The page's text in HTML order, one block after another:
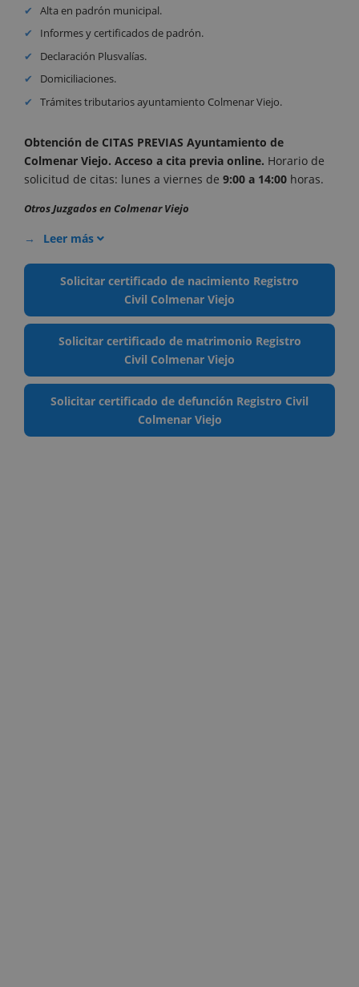
Alta en padrón municipal.
Informes y certificados de padrón.
Declaración Plusvalías.
Domiciliaciones.
Trámites tributarios ayuntamiento Colmenar Viejo.
Obtención de CITAS PREVIAS Ayuntamiento de
Colmenar Viejo. Acceso a cita previa online. Horario de
solicitud de citas: lunes a viernes de 9:00 a 14:00 horas.
Otros Juzgados en Colmenar Viejo
Leer más
Solicitar certificado de nacimiento Registro
Civil Colmenar Viejo
Solicitar certificado de matrimonio Registro
Civil Colmenar Viejo
Solicitar certificado de defunción Registro Civil
Colmenar Viejo